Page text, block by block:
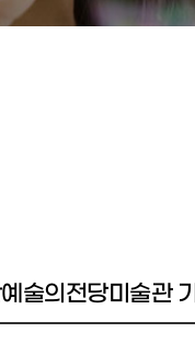
의전당미술관 기